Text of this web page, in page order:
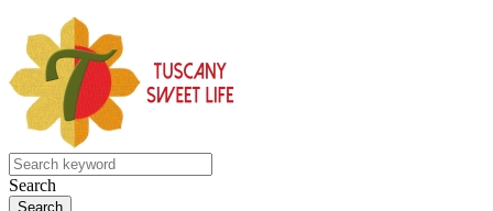
Search